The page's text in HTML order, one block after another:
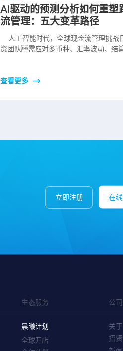
AI驱动的预测分析如何重塑
流管理：五大变革路径
人工智能时代，全球现金流管理挑战
资团队需应对多币种、汇率波动、结
查看更多
立即注册 在
生态服务
晨曦计划
全球开店
公司
关
招